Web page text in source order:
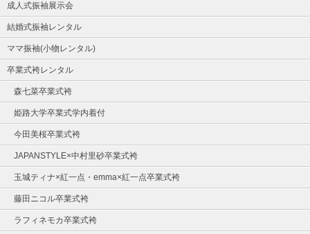
成人式振袖展示会
結婚式振袖レンタル
ママ振袖(小物レンタル)
卒業式袴レンタル
森七菜卒業式袴
姫路大学卒業式学内着付
今田美桜卒業式袴
JAPANSTYLE×中村里砂卒業式袴
玉城ティナ×紅一点・emma×紅一点卒業式袴
藤田ニコル卒業式袴
ラフィネモカ卒業式袴